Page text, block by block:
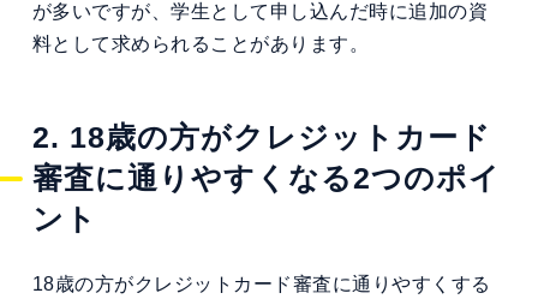
が多いですが、学生として申し込んだ時に追加の資
料として求められることがあります。
2. 18歳の方がクレジットカード
審査に通りやすくなる2つのポイ
ント
18歳の方がクレジットカード審査に通りやすくする